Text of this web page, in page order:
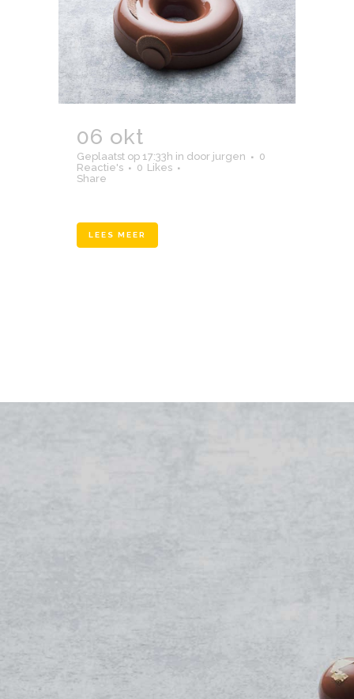
06 okt
Geplaatst op 17:33h in door jurgen
0
Reactie's
0 Likes
Share
LEES MEER